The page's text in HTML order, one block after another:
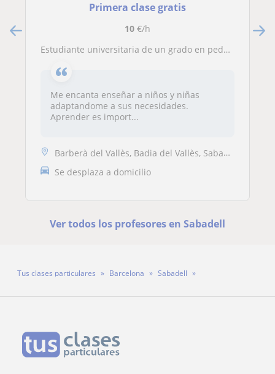
Primera clase gratis
10€/h
Estudiante universitaria de un grado en pedgaogía, actualmente curso 3r de Pedagogia.
Me encanta enseñar a niños y niñas
adaptandome a sus necesidades.
Aprender es import...
Barberà del Vallès, Badia del Vallès, Sabadell, Sant Quirze del Vallès
Se desplaza a domicilio
Ver todos los profesores en Sabadell
Tus clases particulares Barcelona
Sabadell